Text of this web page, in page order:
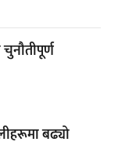
बढ्यो